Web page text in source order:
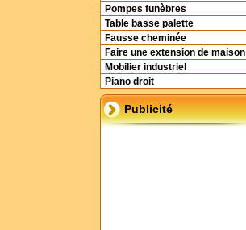
Pompes funèbres
Table basse palette
Fausse cheminée
Faire une extension de maison
Mobilier industriel
Piano droit
Publicité